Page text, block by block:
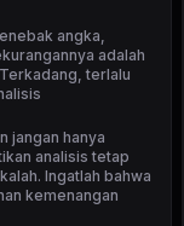
angka,
adalah
terlalu
jangan hanya
analisis tetap
Ingatlah bahwa
kemenangan